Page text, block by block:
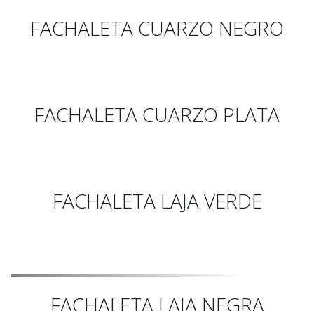
FACHALETA CUARZO NEGRO
FACHALETA CUARZO PLATA
FACHALETA LAJA VERDE
FACHALETA LAJA NEGRA